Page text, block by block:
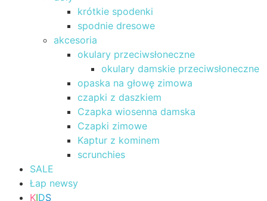
krótkie spodenki
spodnie dresowe
akcesoria
okulary przeciwsłoneczne
okulary damskie przeciwsłoneczne
opaska na głowę zimowa
czapki z daszkiem
Czapka wiosenna damska
Czapki zimowe
Kaptur z kominem
scrunchies
SALE
Łap newsy
KIDS